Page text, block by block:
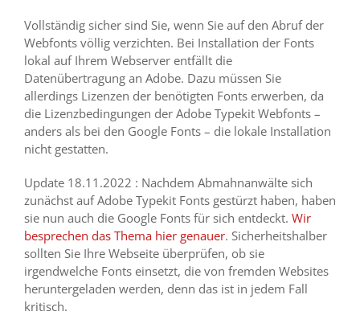
Vollständig sicher sind Sie, wenn Sie auf den Abruf der
Webfonts völlig verzichten. Bei Installation der Fonts
lokal auf Ihrem Webserver entfällt die
Datenübertragung an Adobe. Dazu müssen Sie
allerdings Lizenzen der benötigten Fonts erwerben, da
die Lizenzbedingungen der Adobe Typekit Webfonts –
anders als bei den Google Fonts – die lokale Installation
nicht gestatten.
Update 18.11.2022 : Nachdem Abmahnanwälte sich
zunächst auf Adobe Typekit Fonts gestürzt haben, haben
sie nun auch die Google Fonts für sich entdeckt. Wir
besprechen das Thema hier genauer. Sicherheitshalber
sollten Sie Ihre Webseite überprüfen, ob sie
irgendwelche Fonts einsetzt, die von fremden Websites
heruntergeladen werden, denn das ist in jedem Fall
kritisch.